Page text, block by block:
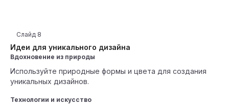
Идеи для уникального дизайна
Слайд 8
Вдохновение из природы
Используйте природные формы и цвета для создания
уникальных дизайнов.
Технологии и искусство